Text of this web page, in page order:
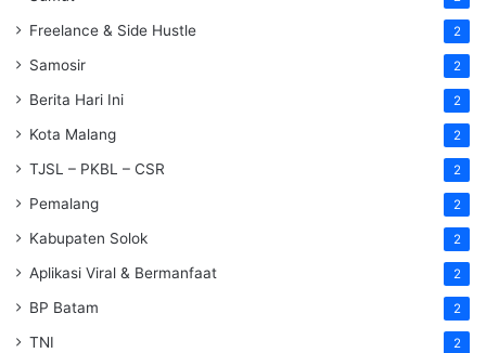
Freelance & Side Hustle 2
Samosir 2
Berita Hari Ini 2
Kota Malang 2
TJSL – PKBL – CSR 2
Pemalang 2
Kabupaten Solok 2
Aplikasi Viral & Bermanfaat 2
BP Batam 2
TNI 2